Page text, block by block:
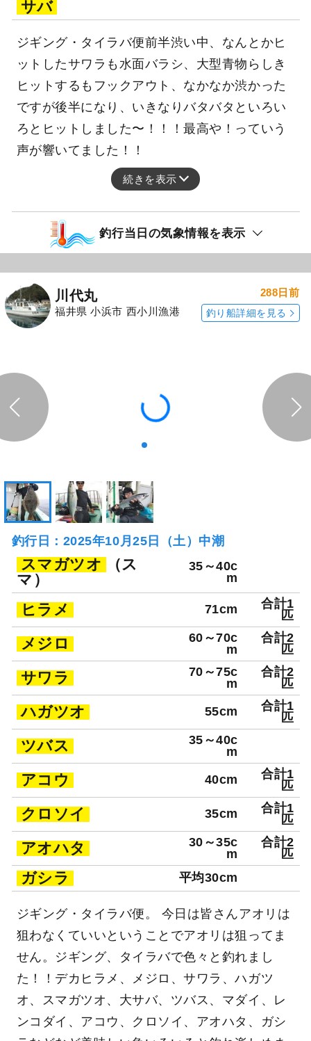
サバ
ジギング・タイラバ便前半渋い中、なんとかヒ
ットしたサワラも水面バラシ、大型青物らしき
ヒットするもフックアウト、なかなか渋かった
ですが後半になり、いきなりバタバタといろい
ろとヒットしました〜！！！最高や！っていう
声が響いてました！！
続きを表示
釣行当日の気象情報を表示
川代丸
福井県 小浜市 西小川漁港
288日前
釣り船詳細を見る
釣行日：2025年10月25日（土）中潮
スマガツオ
（ス
マ）
35～40c
m
ヒラメ 71cm
合計1
匹
メジロ
60～70c
m
合計2
匹
サワラ
70～75c
m
合計2
匹
ハガツオ 55cm
合計1
匹
ツバス
35～40c
m
アコウ 40cm
合計1
匹
クロソイ 35cm
合計1
匹
アオハタ
30～35c
m
合計2
匹
ガシラ 平均30cm
ジギング・タイラバ便。 今日は皆さんアオリは
狙わなくていいということでアオリは狙ってま
せん。ジギング、タイラバで色々と釣れまし
た！！デカヒラメ、メジロ、サワラ、ハガツ
オ、スマガツオ、大サバ、ツバス、マダイ、レ
ンコダイ、アコウ、クロソイ、アオハタ、ガシ